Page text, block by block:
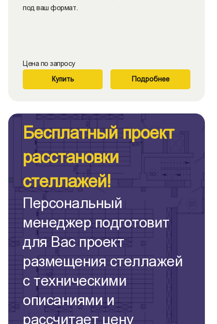
под ваш формат.
Цена по запросу
Купить Подробнее
Бесплатный проект
расстановки
стеллажей!
Персональный
менеджер подготовит
для Вас проект
размещения стеллажей
с техническими
описаниями и
рассчитает цену